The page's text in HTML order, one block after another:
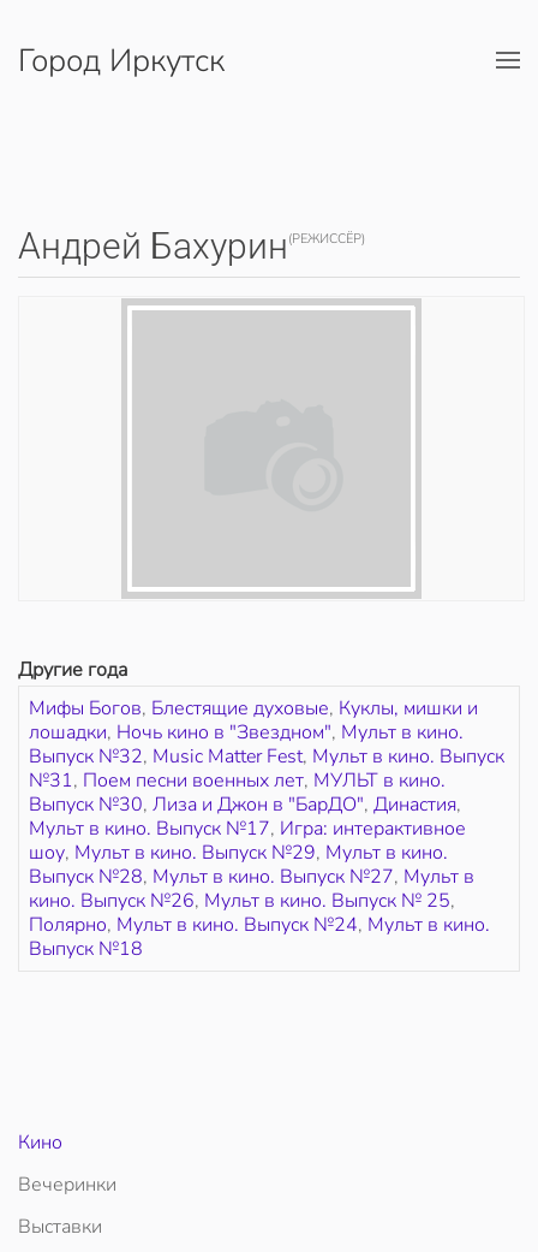
Перейти к содержимому
Город Иркутск
Андрей Бахурин (РЕЖИССЁР)
Другие года
Мифы Богов, Блестящие духовые, Куклы, мишки и
лошадки, Ночь кино в "Звездном", Мульт в кино.
Выпуск №32, Music Matter Fest, Мульт в кино. Выпуск
№31, Поем песни военных лет, МУЛЬТ в кино.
Выпуск №30, Лиза и Джон в "БарДО", Династия,
Мульт в кино. Выпуск №17, Игра: интерактивное
шоу, Мульт в кино. Выпуск №29, Мульт в кино.
Выпуск №28, Мульт в кино. Выпуск №27, Мульт в
кино. Выпуск №26, Мульт в кино. Выпуск № 25,
Полярно, Мульт в кино. Выпуск №24, Мульт в кино.
Выпуск №18
Кино
Вечеринки
Выставки